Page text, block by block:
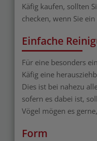
Käfig kaufen, sollten
checken, wenn Sie
Einfache
Für eine besonders
Käfig eine
Dies ist bei nahezu
sofern es dabei ist,
Vögel mögen es
Form